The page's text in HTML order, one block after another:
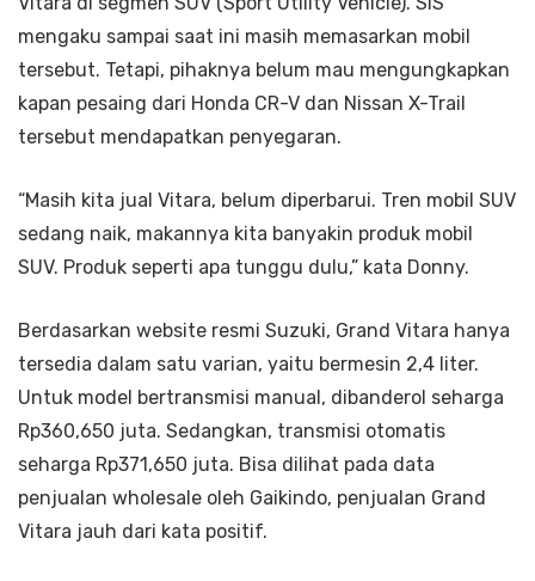
mengaku sampai saat ini masih memasarkan mobil
tersebut. Tetapi, pihaknya belum mau mengungkapkan
kapan pesaing dari Honda CR-V dan Nissan X-Trail
tersebut mendapatkan penyegaran.
“Masih kita jual Vitara, belum diperbarui. Tren mobil SUV
sedang naik, makannya kita banyakin produk mobil
SUV. Produk seperti apa tunggu dulu,” kata Donny.
Berdasarkan website resmi Suzuki, Grand Vitara hanya
tersedia dalam satu varian, yaitu bermesin 2,4 liter.
Untuk model bertransmisi manual, dibanderol seharga
Rp360,650 juta. Sedangkan, transmisi otomatis
seharga Rp371,650 juta. Bisa dilihat pada data
penjualan wholesale oleh Gaikindo, penjualan Grand
Vitara jauh dari kata positif.